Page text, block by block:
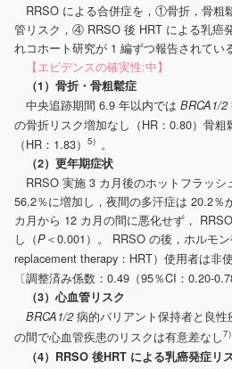
RRSO による合併症を，①骨折，骨
管リスク，④ RRSO 後 HRT による乳癌
れコホート研究が 1 編ずつ報告されている
【エビデンスの確実性:中】
（1）骨折・骨粗鬆症
中央追跡期間 6.9 年以内では BRCA1/2
の骨折リスク増加なし（HR：0.80）骨
（HR：1.83） 5） 。
（2）更年期症状
RRSO 実施 3 カ月後のホットフラッシ
56.2％に増加し，夜間の多汗症は 20.2％
カ月から 12 カ月の間に悪化せず，
し（P＜0.001）。 RRSO の後，ホルモ
replacement therapy：HRT）使用者は非
〔調整済み係数：0.49（95％CI：0.20-
（3）心血管リスク
BRCA1/2病的バリアント保持者と良
の間で心血管疾患のリスクは有意差なし7）
（4）RRSO 後HRT による乳癌発症リ